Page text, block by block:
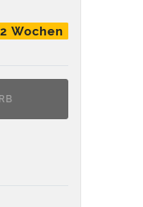
Wochen